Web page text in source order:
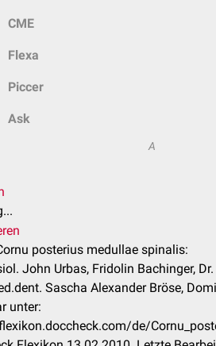
CME
Flexa
Piccer
Ask
A
posterius medullae spinalis:
John Urbas, Fridolin Bachinger,
Sascha Alexander Bröse,
unter:
de/